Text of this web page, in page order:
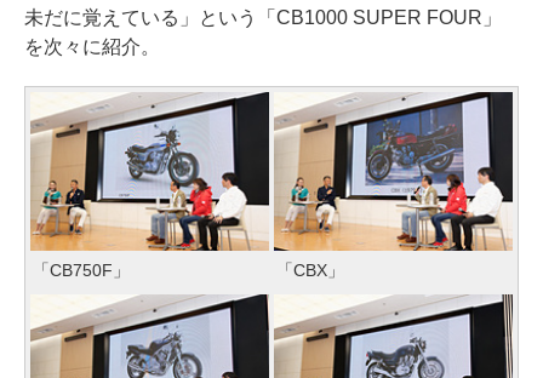
未だに覚えている」という「CB1000 SUPER FOUR」
を次々に紹介。
「CB750F」 「CBX」